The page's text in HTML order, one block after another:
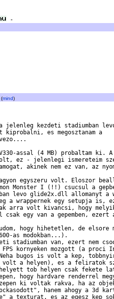
(mind)
kezdeti stadiumban
es megosztanam a
assal (4 MB) probaltam ki. A
ez - jelenlegi ismereteim
akinek nem ez van, az
egyszeru volt. Eloszor
Monster I (!!) csucsul a
levo glide2x.dll allomanyt a
a wrappernek egy setupja is,
arra volt kivancsi, hogy
egy van a gepemben, ezert
hogy hihetetlen, de elsore
as modokban...).
stadiumban van, ezert nem
FPS kornyeken mozgott (a proci
bugos is volt a kep,
a helyen), es a feliratok
tob helyen csak fekete
hogy hardvare renderrel
ki voltak rakva, ha az
hanem ahogy a 3d
a texturat, es az egesz kep